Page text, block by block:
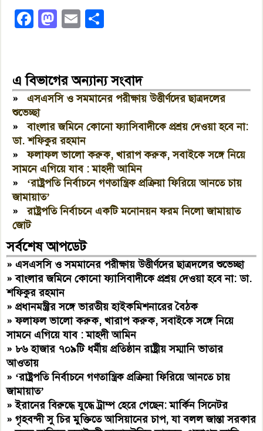
Facebook
Mastodon
Email
এ বিভাগের অন্যান্য সংবাদ
»এসএসসি ও সমমানের পরীক্ষায় উত্তীর্ণদের ছাত্রদলের
শুভেচ্ছা
»বাংলার জমিনে কোনো ফ্যাসিবাদীকে প্রশ্রয় দেওয়া হবে না:
ডা. শফিকুর রহমান
»ফলাফল ভালো করুক, খারাপ করুক, সবাইকে সঙ্গে নিয়ে
সামনে এগিয়ে যাব : মাহদী আমিন
» ‘রাষ্ট্রপতি নির্বাচনে গণতান্ত্রিক প্রক্রিয়া ফিরিয়ে আনতে চায়
জামায়াত’
»রাষ্ট্রপতি নির্বাচনে একটি মনোনয়ন ফরম নিলো জামায়াত
জোট
সর্বশেষ আপডেট
»এসএসসি ও সমমানের পরীক্ষায় উত্তীর্ণদের ছাত্রদলের শুভেচ্ছা
»বাংলার জমিনে কোনো ফ্যাসিবাদীকে প্রশ্রয় দেওয়া হবে না: ডা.
শফিকুর রহমান
»প্রধানমন্ত্রীর সঙ্গে ভারতীয় হাইকমিশনারের বৈঠক
»ফলাফল ভালো করুক, খারাপ করুক, সবাইকে সঙ্গে নিয়ে
সামনে এগিয়ে যাব : মাহদী আমিন
»৮৬ হাজার ৭০৯টি ধর্মীয় প্রতিষ্ঠান রাষ্ট্রীয় সম্মানি ভাতার
আওতায়
» ‘রাষ্ট্রপতি নির্বাচনে গণতান্ত্রিক প্রক্রিয়া ফিরিয়ে আনতে চায়
জামায়াত’
»ইরানের বিরুদ্ধে যুদ্ধে ট্রাম্প হেরে গেছেন: মার্কিন সিনেটর
»গৃহবন্দী সু চির মুক্তিতে আসিয়ানের চাপ, যা বলল জান্তা সরকার